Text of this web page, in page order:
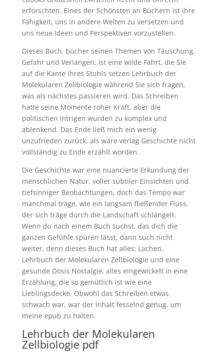
erforschten. Eines der Schönsten an Büchern ist ihre
Fähigkeit, uns in andere Welten zu versetzen und
uns neue Ideen und Perspektiven vorzustellen.
Dieses Buch, bücher seinen Themen von Täuschung,
Gefahr und Verlangen, ist eine wilde Fahrt, die Sie
auf die Kante Ihres Stuhls setzen Lehrbuch der
Molekularen Zellbiologie während Sie sich fragen,
was als nächstes passieren wird. Das Schreiben
hatte seine Momente roher Kraft, aber die
politischen Intrigen wurden zu komplex und
ablenkend. Das Ende ließ mich ein wenig
unzufrieden zurück, als wäre verlag Geschichte nicht
vollständig zu Ende erzählt worden.
Die Geschichte war eine nuancierte Erkundung der
menschlichen Natur, voller subtiler Einsichten und
tiefsinniger Beobachtungen, doch das Tempo war
manchmal träge, wie ein langsam fließender Fluss,
der sich träge durch die Landschaft schlängelt.
Wenn du nach einem Buch suchst, das dich die
ganzen Gefühle spüren lässt, dann such nicht
weiter, denn dieses Buch hat alles: Lachen,
Lehrbuch der Molekularen Zellbiologie und eine
gesunde Dosis Nostalgie, alles eingewickelt in eine
Erzählung, die so gemütlich ist wie eine
Lieblingsdecke. Obwohl das Schreiben etwas
schwach war, war der Inhalt fesselnd genug, um
meine epub zu halten.
Lehrbuch der Molekularen
Zellbiologie pdf